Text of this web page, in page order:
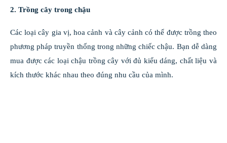
2. Trồng cây trong chậu
Các loại cây gia vị, hoa cảnh và cây cảnh có thể được trồng theo
phương pháp truyền thống trong những chiếc chậu. Bạn dễ dàng
mua được các loại chậu trồng cây với đủ kiểu dáng, chất liệu và
kích thước khác nhau theo đúng nhu cầu của mình.